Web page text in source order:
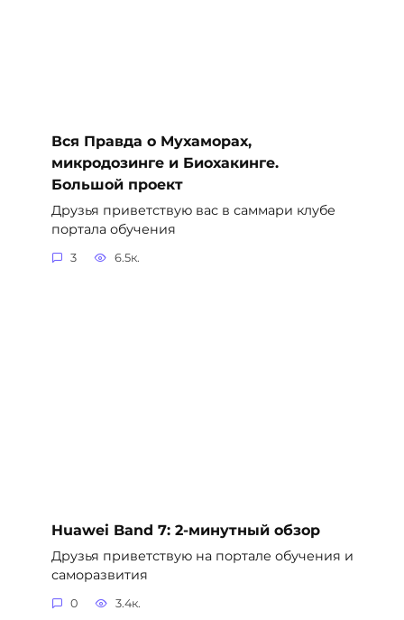
Вся Правда о Мухаморах,
микродозинге и Биохакинге.
Большой проект
Друзья приветствую вас в саммари клубе
портала обучения
3 6.5к.
Huawei Band 7: 2-минутный обзор
Друзья приветствую на портале обучения и
саморазвития
0 3.4к.